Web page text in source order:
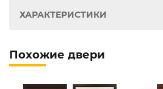
ХАРАКТЕРИСТИКИ
Похожие двери